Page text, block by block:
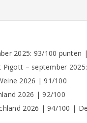
2025: 93/100 punten
Pigott – september
2026 | 91/100
2026 | 92/100
2026 | 94/100 |